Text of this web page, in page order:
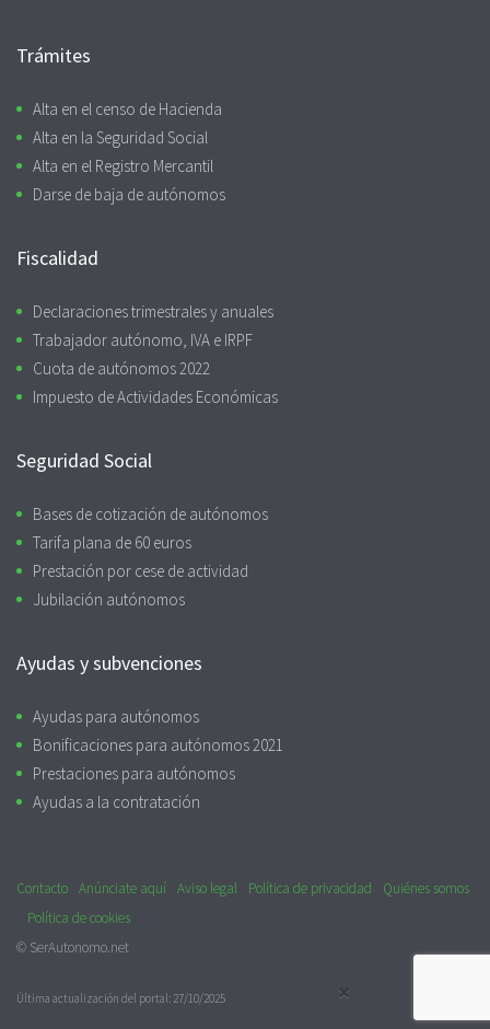
×
Trámites
Alta en el censo de Hacienda
Alta en la Seguridad Social
Alta en el Registro Mercantil
Darse de baja de autónomos
Fiscalidad
Declaraciones trimestrales y anuales
Trabajador autónomo, IVA e IRPF
Cuota de autónomos 2022
Impuesto de Actividades Económicas
Seguridad Social
Bases de cotización de autónomos
Tarifa plana de 60 euros
Prestación por cese de actividad
Jubilación autónomos
Ayudas y subvenciones
Ayudas para autónomos
Bonificaciones para autónomos 2021
Prestaciones para autónomos
Ayudas a la contratación
Contacto Anúnciate aquí Aviso legal Política de privacidad
Quiénes somos
Política de cookies
© SerAutonomo.net
Última actualización del portal: 27/10/2025